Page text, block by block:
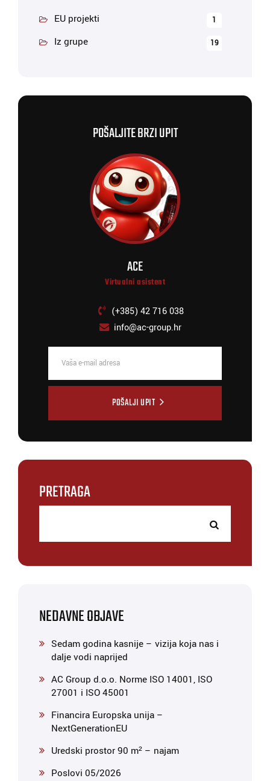
EU projekti 1
Iz grupe 19
POŠALJITE BRZI UPIT
ACE
Virtualni asistent
(+385) 42 716 038
info@ac-group.hr
POŠALJI UPIT
PRETRAGA
NEDAVNE OBJAVE
Sedam godina kasnije – vizija koja nas i
dalje vodi naprijed
AC Group d.o.o. Norme ISO 14001, ISO
27001 i ISO 45001
Financira Europska unija –
NextGenerationEU
Uredski prostor 90 m² – najam
Poslovi 05/2026